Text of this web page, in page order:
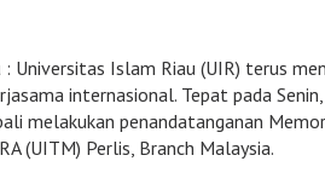
: Universitas Islam Riau (UIR) terus
internasional. Tepat pada
melakukan penandatanganan
(UITM) Perlis, Branch Malaysia.